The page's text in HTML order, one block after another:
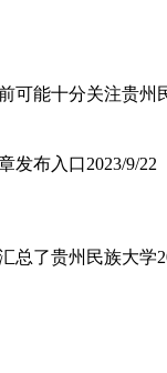
能十分关注贵
发布入口2023/9/22
了贵州民族大学